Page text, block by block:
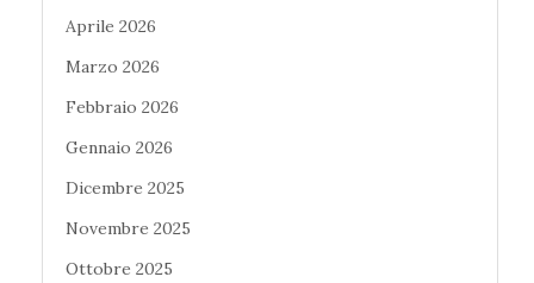
Aprile 2026
Marzo 2026
Febbraio 2026
Gennaio 2026
Dicembre 2025
Novembre 2025
Ottobre 2025